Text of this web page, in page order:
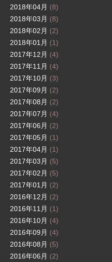
2018年04月 (8)
2018年03月 (8)
2018年02月 (2)
2018年01月 (1)
2017年12月 (4)
2017年11月 (4)
2017年10月 (3)
2017年09月 (2)
2017年08月 (2)
2017年07月 (4)
2017年06月 (2)
2017年05月 (1)
2017年04月 (1)
2017年03月 (5)
2017年02月 (5)
2017年01月 (2)
2016年12月 (2)
2016年11月 (1)
2016年10月 (4)
2016年09月 (4)
2016年08月 (5)
2016年06月 (2)